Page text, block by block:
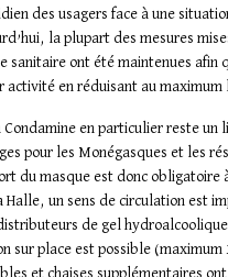
des usagers face à une
la plupart des mesures
sanitaire ont été maintenues afin
activité en réduisant au maximum
Condamine en particulier reste un
pour les Monégasques et les
du masque est donc obligatoire
Halle, un sens de circulation est
de gel
sur place est possible (maximum